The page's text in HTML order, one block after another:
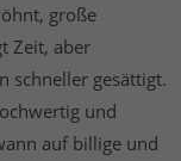
große
Zeit, aber
schneller gesättigt.
und
auf billige und